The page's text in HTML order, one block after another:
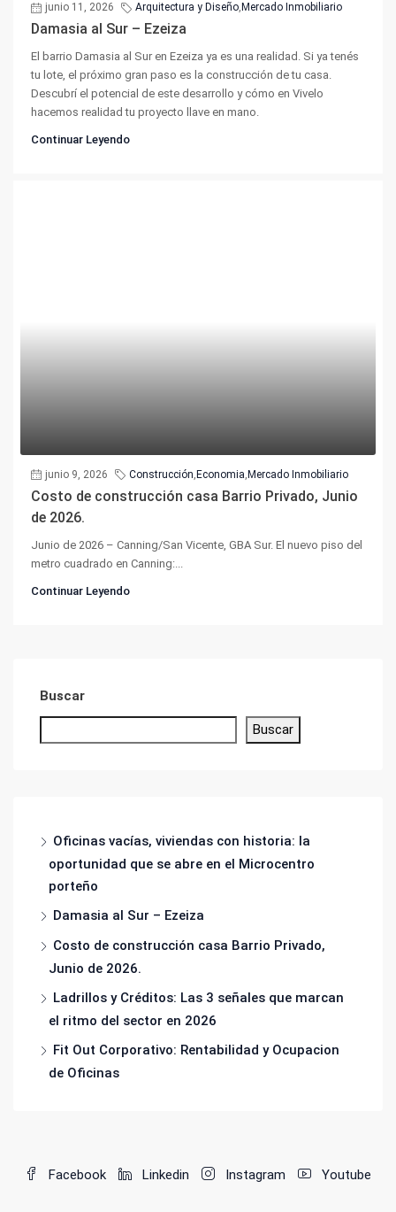
junio 11, 2026 Arquitectura y Diseño, Mercado Inmobiliario
Damasia al Sur – Ezeiza
El barrio Damasia al Sur en Ezeiza ya es una realidad. Si ya tenés
tu lote, el próximo gran paso es la construcción de tu casa.
Descubrí el potencial de este desarrollo y cómo en Vivelo
hacemos realidad tu proyecto llave en mano.
Continuar Leyendo
junio 9, 2026 Construcción Economia Mercado Inmobiliario
Costo de construcción casa Barrio Privado, Junio
de 2026.
Junio de 2026 – Canning/San Vicente, GBA Sur. El nuevo piso del
metro cuadrado en Canning:...
Continuar Leyendo
Buscar
Buscar
Oficinas vacías, viviendas con historia: la
oportunidad que se abre en el Microcentro
porteño
Damasia al Sur – Ezeiza
Costo de construcción casa Barrio Privado,
Junio de 2026.
Ladrillos y Créditos: Las 3 señales que marcan
el ritmo del sector en 2026
Fit Out Corporativo: Rentabilidad y Ocupacion
de Oficinas
Facebook Linkedin Instagram Youtube